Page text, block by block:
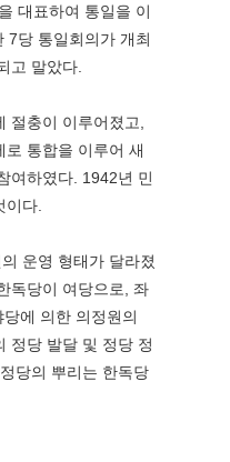
대표하여 통일을 이
7당 통일회의가 개최
고 말았다.
절충이 이루어졌고,
통합을 이루어 새
여하였다. 1942년 민
다.
운영 형태가 달라졌
독당이 여당으로, 좌
에 의한 의정원의
정당 발달 및 정당 정
당의 뿌리는 한독당